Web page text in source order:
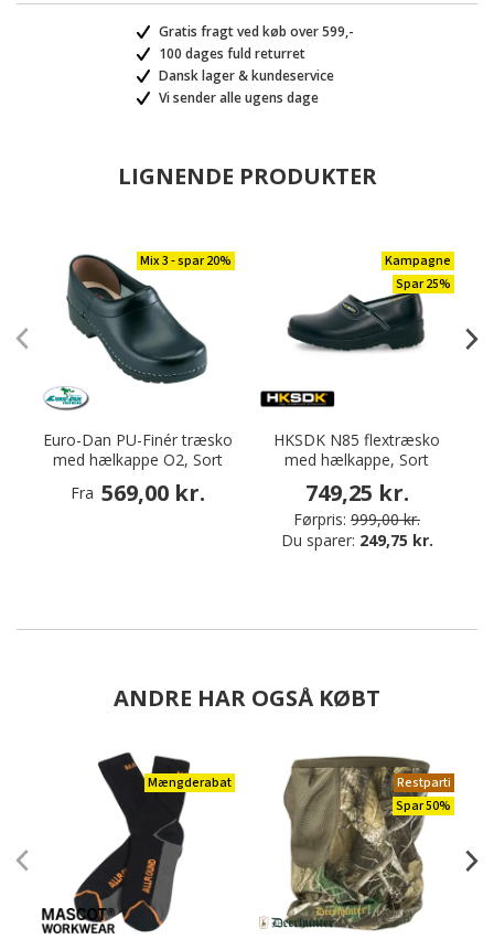
Gratis fragt ved køb over 599,-
100 dages fuld returret
Dansk lager & kundeservice
Vi sender alle ugens dage
LIGNENDE PRODUKTER
Mix 3 - spar 20%
Euro-Dan PU-Finér træsko
med hælkappe O2, Sort
Fra 569,00 kr.
Kampagne
Spar 25%
HKSDK N85 flextræsko
med hælkappe, Sort
749,25 kr.
Førpris: 999,00 kr.
Du sparer: 249,75 kr.
ANDRE HAR OGSÅ KØBT
Mængderabat
Restparti
Spar 50%